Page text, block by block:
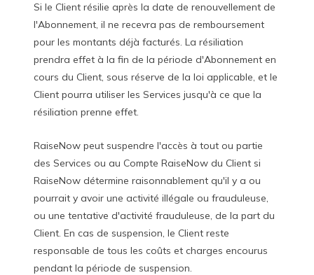
Si le Client résilie après la date de renouvellement de
l'Abonnement, il ne recevra pas de remboursement
pour les montants déjà facturés. La résiliation
prendra effet à la fin de la période d'Abonnement en
cours du Client, sous réserve de la loi applicable, et le
Client pourra utiliser les Services jusqu'à ce que la
résiliation prenne effet.
RaiseNow peut suspendre l'accès à tout ou partie
des Services ou au Compte RaiseNow du Client si
RaiseNow détermine raisonnablement qu'il y a ou
pourrait y avoir une activité illégale ou frauduleuse,
ou une tentative d'activité frauduleuse, de la part du
Client. En cas de suspension, le Client reste
responsable de tous les coûts et charges encourus
pendant la période de suspension.